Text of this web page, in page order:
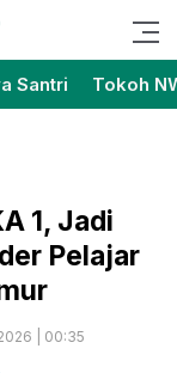
Santri Tokoh
1, Jadi
Pelajar
| 00:35